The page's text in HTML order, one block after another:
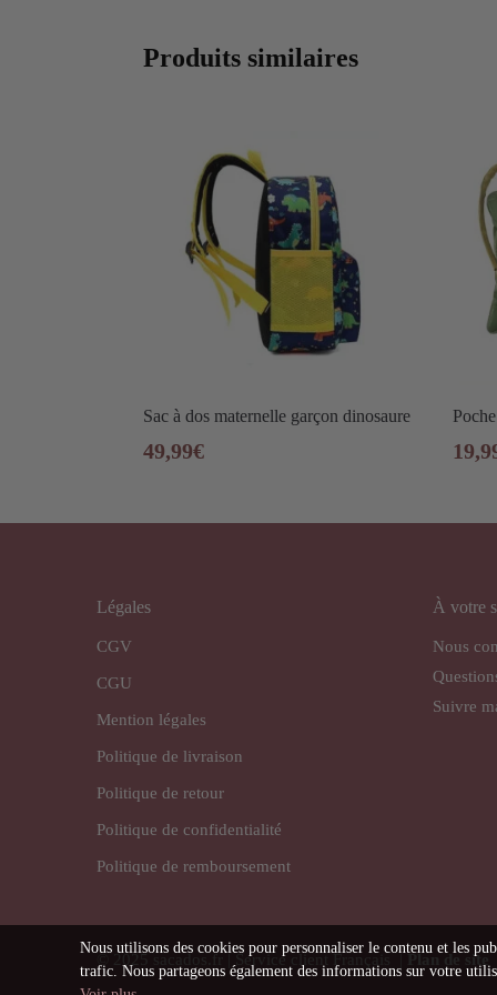
Produits similaires
Sac à dos maternelle garçon dinosaure
49,99€
Légales
CGV
CGU
Mention légales
Politique de livraison
Politique de retour
Politique de confidentialité
Politique de remboursement
À votre
Nous
Suivre
© 2025 sacados.fr | Service client Français | Plan de site
Nous utilisons des cookies pour personnaliser le contenu et les
trafic. Nous partageons également des informations sur votre